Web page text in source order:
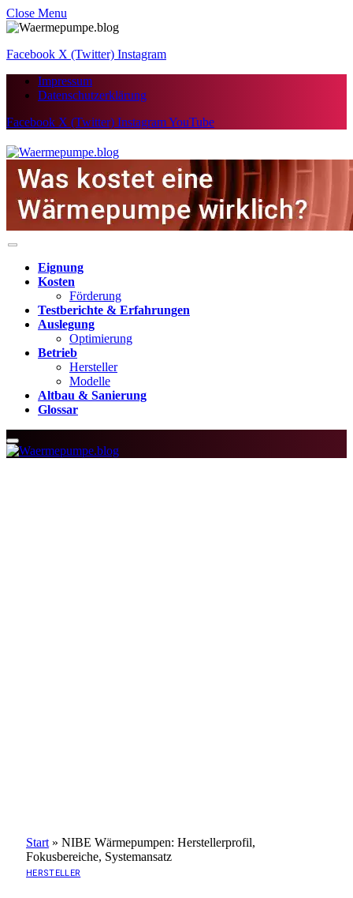
Close Menu
Facebook X (Twitter) Instagram
Impressum
Datenschutzerklärung
Facebook X (Twitter) InstagramYouTube
Eignung
Kosten
Förderung
Testberichte & Erfahrungen
Auslegung
Optimierung
Betrieb
Hersteller
Modelle
Altbau & Sanierung
Glossar
Start » NIBE Wärmepumpen: Herstellerprofil,
Fokusbereiche, Systemansatz
HERSTELLER